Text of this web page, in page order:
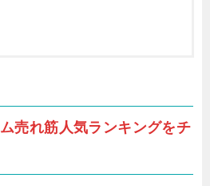
売れ筋人気ランキングをチ